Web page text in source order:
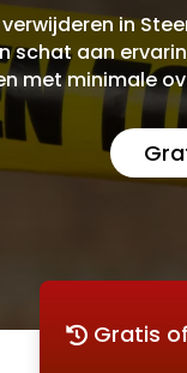
in
schat aan
met minimale
Gratis